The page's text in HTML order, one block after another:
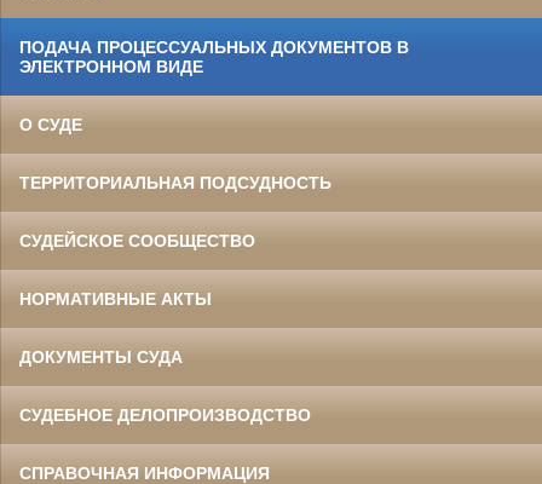
ПОДАЧА ПРОЦЕССУАЛЬНЫХ ДОКУМЕНТОВ В
ЭЛЕКТРОННОМ ВИДЕ
О СУДЕ
ТЕРРИТОРИАЛЬНАЯ ПОДСУДНОСТЬ
СУДЕЙСКОЕ СООБЩЕСТВО
НОРМАТИВНЫЕ АКТЫ
ДОКУМЕНТЫ СУДА
СУДЕБНОЕ ДЕЛОПРОИЗВОДСТВО
СПРАВОЧНАЯ ИНФОРМАЦИЯ